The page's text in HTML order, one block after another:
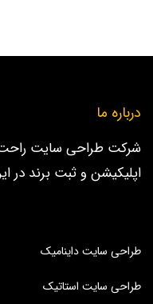
درباره ما
شرکت طراحی سایت
اپلیکیشن و ثبت برند در
طراحی سایت داینامیک
طراحی سایت استاتیک